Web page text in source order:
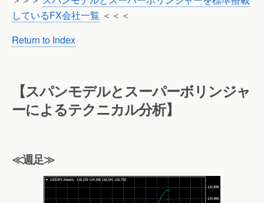
しているFX会社一覧 ＜＜＜
Return to Index
【スパンモデルとスーパーボリンジャ
ーによるテクニカル分析】
≪週足≫